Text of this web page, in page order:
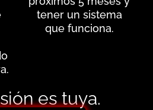
tener un sistema
que funciona.
es tuya.